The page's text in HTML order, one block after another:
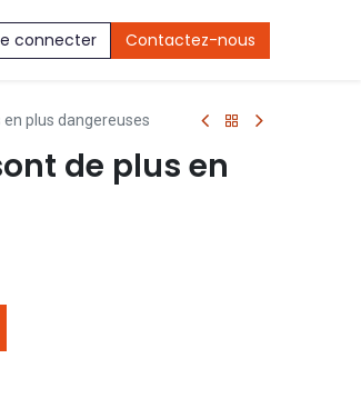
connecter Contactez-nous
en plus dangereuses
de plus en